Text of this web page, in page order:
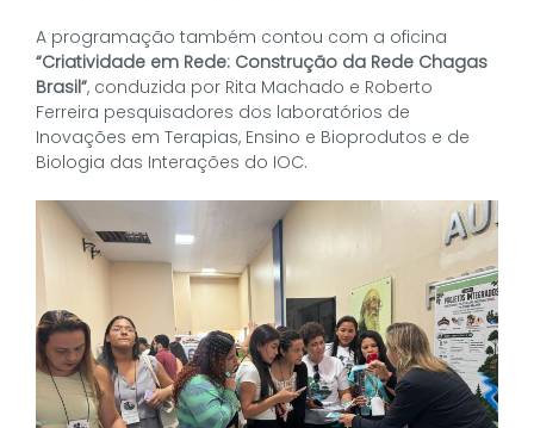
A programação também contou com a oficina
“Criatividade em Rede: Construção da Rede Chagas
Brasil”, conduzida por Rita Machado e Roberto
Ferreira pesquisadores dos laboratórios de
Inovações em Terapias, Ensino e Bioprodutos e de
Biologia das Interações do IOC.